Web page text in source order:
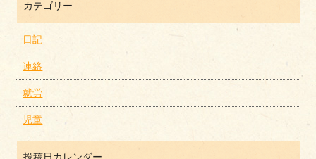
カテゴリー
日記
連絡
就労
児童